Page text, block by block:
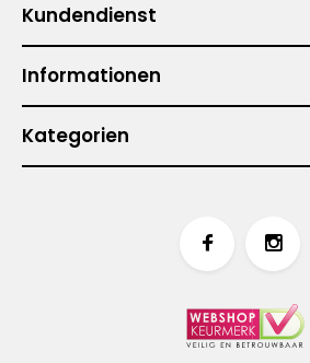
Kundendienst
Informationen
Kategorien